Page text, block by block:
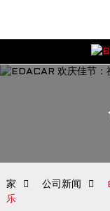
家 公司新闻
乐